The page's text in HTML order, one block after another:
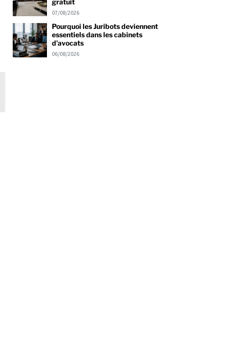
07/08/2026
Pourquoi les Juribots deviennent
essentiels dans les cabinets
d’avocats
06/08/2026